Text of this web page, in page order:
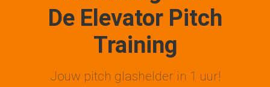
De Elevator Pitch
Training
Jouw pitch glashelder in 1 uur!